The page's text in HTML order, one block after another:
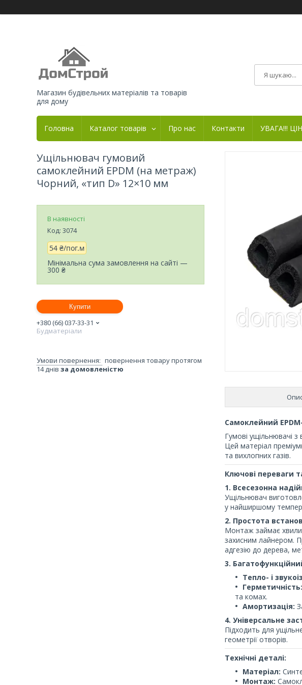
Магазин будівельних матеріалів та товарів
для дому
Головна Каталог товарів Про нас Контакти УВАГА!!!
Самоклейний
Гумові ущільнювачі з
Цей матеріал
та вихлопних газів.
Ключові переваги
1. Всесезонна
Ущільнювач
у найширшому
2. Простота
Монтаж займає
захисним лайнером.
адгезію до дерева,
3.
Тепло- і
Герметичність:
та комах.
Амортизація:
4. Універсальне
Підходить для
геометрії отворів.
Технічні деталі:
Матеріал:
Монтаж:
Ущільнювач гумовий
самоклейний EPDM (на метраж)
Чорний, «тип D» 12×10 мм
В наявності
Код: 3074
54 ₴/пог.м
Мінімальна сума замовлення на сайті —
300 ₴
Купити
+380 (66) 037-33-31
Будматеріали
повернення товару протягом
14 днів за домовленістю